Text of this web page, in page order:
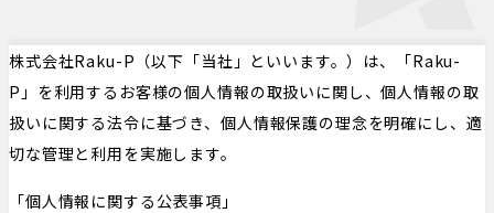
株式会社Raku-P（以下「当社」といいます。）は、「Raku-
P」を利用するお客様の個人情報の取扱いに関し、個人情報の取
扱いに関する法令に基づき、個人情報保護の理念を明確にし、適
切な管理と利用を実施します。
「個人情報に関する公表事項」